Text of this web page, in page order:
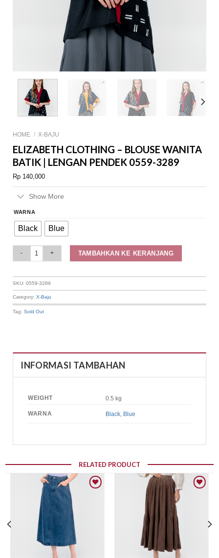
HOME / X-BAJU
ELIZABETH CLOTHING – BLOUSE WANITA
BATIK | LENGAN PENDEK 0559-3289
Rp 140,000
Show More
WARNA
Black Blue
TAMBAHKAN KE KERANJANG
SKU:0559-3289
Category:X-Baju
Tag:Sold Out
INFORMASI TAMBAHAN
WEIGHT 0.5 kg
WARNA Black Blue
RELATED PRODUCT
Add to wishlist Add to wishlist